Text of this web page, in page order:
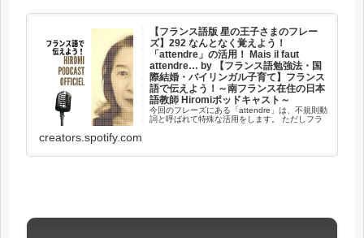
【フランス語版 星の王子さまのフレー
ズ】292 なんとなく覚えよう！
「attendre」の活用！ Mais il faut
attendre… by 【フランス語勉強法・国
際結婚・バイリンガル子育て】フランス
語で伝えよう！～南フランス在住の日本
語教師 Hiromiポッドキャスト～
今回のフレーズにある「attendre」は、不規則動
詞と呼ばれて特殊な活用をします。 ただしフラ
ブログ記事は⁠...
creators.spotify.com